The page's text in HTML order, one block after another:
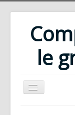
le